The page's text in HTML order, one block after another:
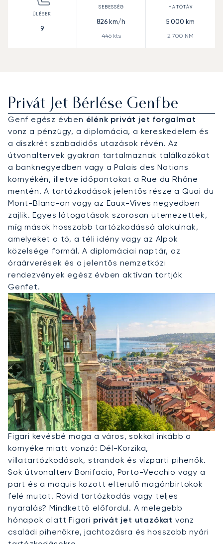
9
826 km/h
446kts
5 000 km
2 700 NM
Privát Jet Bérlése Genfbe
Genf egész évben élénk privát jet forgalmat
vonz a pénzügy, a diplomácia, a kereskedelem és
a diszkrét szabadidős utazások révén. Az
útvonaltervek gyakran tartalmaznak találkozókat
a banknegyedben vagy a Palais des Nations
környékén, illetve időpontokat a Rue du Rhône
mentén. A tartózkodások jelentős része a Quai du
Mont-Blanc-on vagy az Eaux-Vives negyedben
zajlik. Egyes látogatások szorosan ütemezettek,
míg mások hosszabb tartózkodássá alakulnak,
amelyeket a tó, a téli idény vagy az Alpok
közelsége formál. A diplomáciai naptár, az
óraárverések és a jelentős nemzetközi
rendezvények egész évben aktívan tartják
Genfet.
Privát Jet Bérlése Figariba
Figari kevésbé maga a város, sokkal inkább a
környéke miatt vonzó: Dél-Korzika,
villatartózkodások, strandok és vízparti pihenők.
Sok útvonalterv Bonifacio, Porto-Vecchio vagy a
part és a maquis között elterülő magánbirtokok
felé mutat. Rövid tartózkodás vagy teljes
nyaralás? Mindkettő előfordul. A melegebb
hónapok alatt Figari privát jet utazókat vonz
családi pihenőkre, jachtozásra és hosszabb nyári